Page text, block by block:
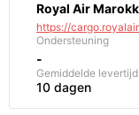
Royal Air
https://
Ondersteuning
-
Gemiddelde levertijd
10 dagen